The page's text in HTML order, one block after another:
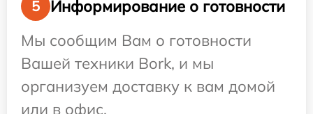
5
Информирование о готовности
Мы сообщим Вам о готовности
Вашей техники Bork, и мы
организуем доставку к вам домой
или в офис.